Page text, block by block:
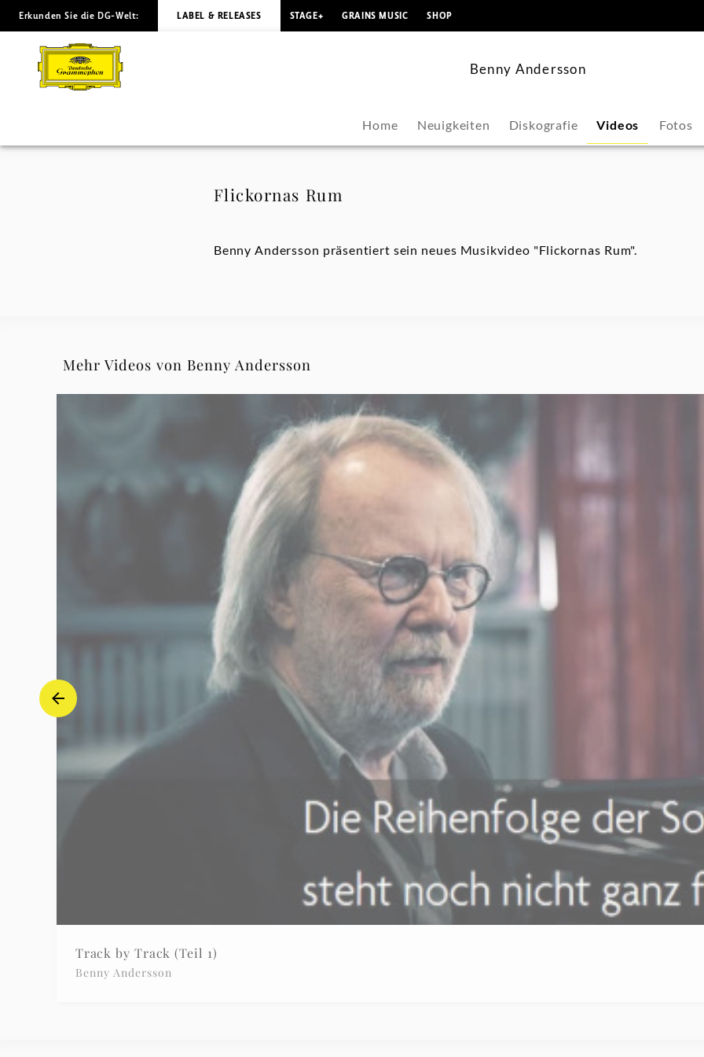
Flickornas
Rum
Benny
Erkunden Sie die DG-Welt: LABEL & RELEASES STAGE+ GRAINS MUSIC SHOP
Benny Andersson
Home Neuigkeiten Diskografie Videos Fotos
Flickornas Rum
Benny Andersson präsentiert sein neues Musikvideo "Flickornas Rum".
Mehr Videos von Benny Andersson
Track by Track (Teil 1)
Benny Andersson